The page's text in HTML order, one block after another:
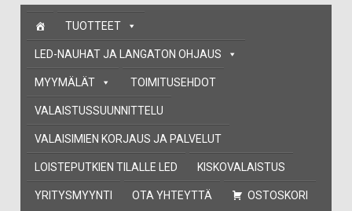
Skip
content
TUOTTEET
LED-NAUHAT JA LANGATON OHJAUS
MYYMÄLÄT TOIMITUSEHDOT
VALAISTUSSUUNNITTELU
VALAISIMIEN KORJAUS JA PALVELUT
LOISTEPUTKIEN TILALLE LED KISKOVALAISTUS
YRITYSMYYNTI OTA YHTEYTTÄ OSTOSKORI